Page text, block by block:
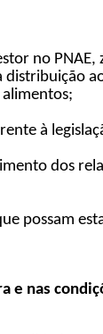
no PNAE,
à
dos
possam
e nas